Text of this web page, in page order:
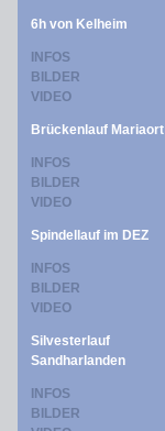
6h von Kelheim
INFOS
BILDER
VIDEO
Brückenlauf Mariaort
INFOS
BILDER
VIDEO
Spindellauf im DEZ
INFOS
BILDER
VIDEO
Silvesterlauf
Sandharlanden
INFOS
BILDER